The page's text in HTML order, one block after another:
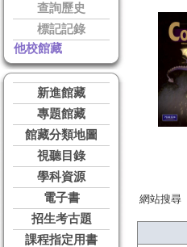
查詢歷史
標記記錄
他校館藏
新進館藏
專題館藏
館藏分類地圖
視聽目錄
學科資源
電子書
招生考古題
課程指定用書
網站搜尋